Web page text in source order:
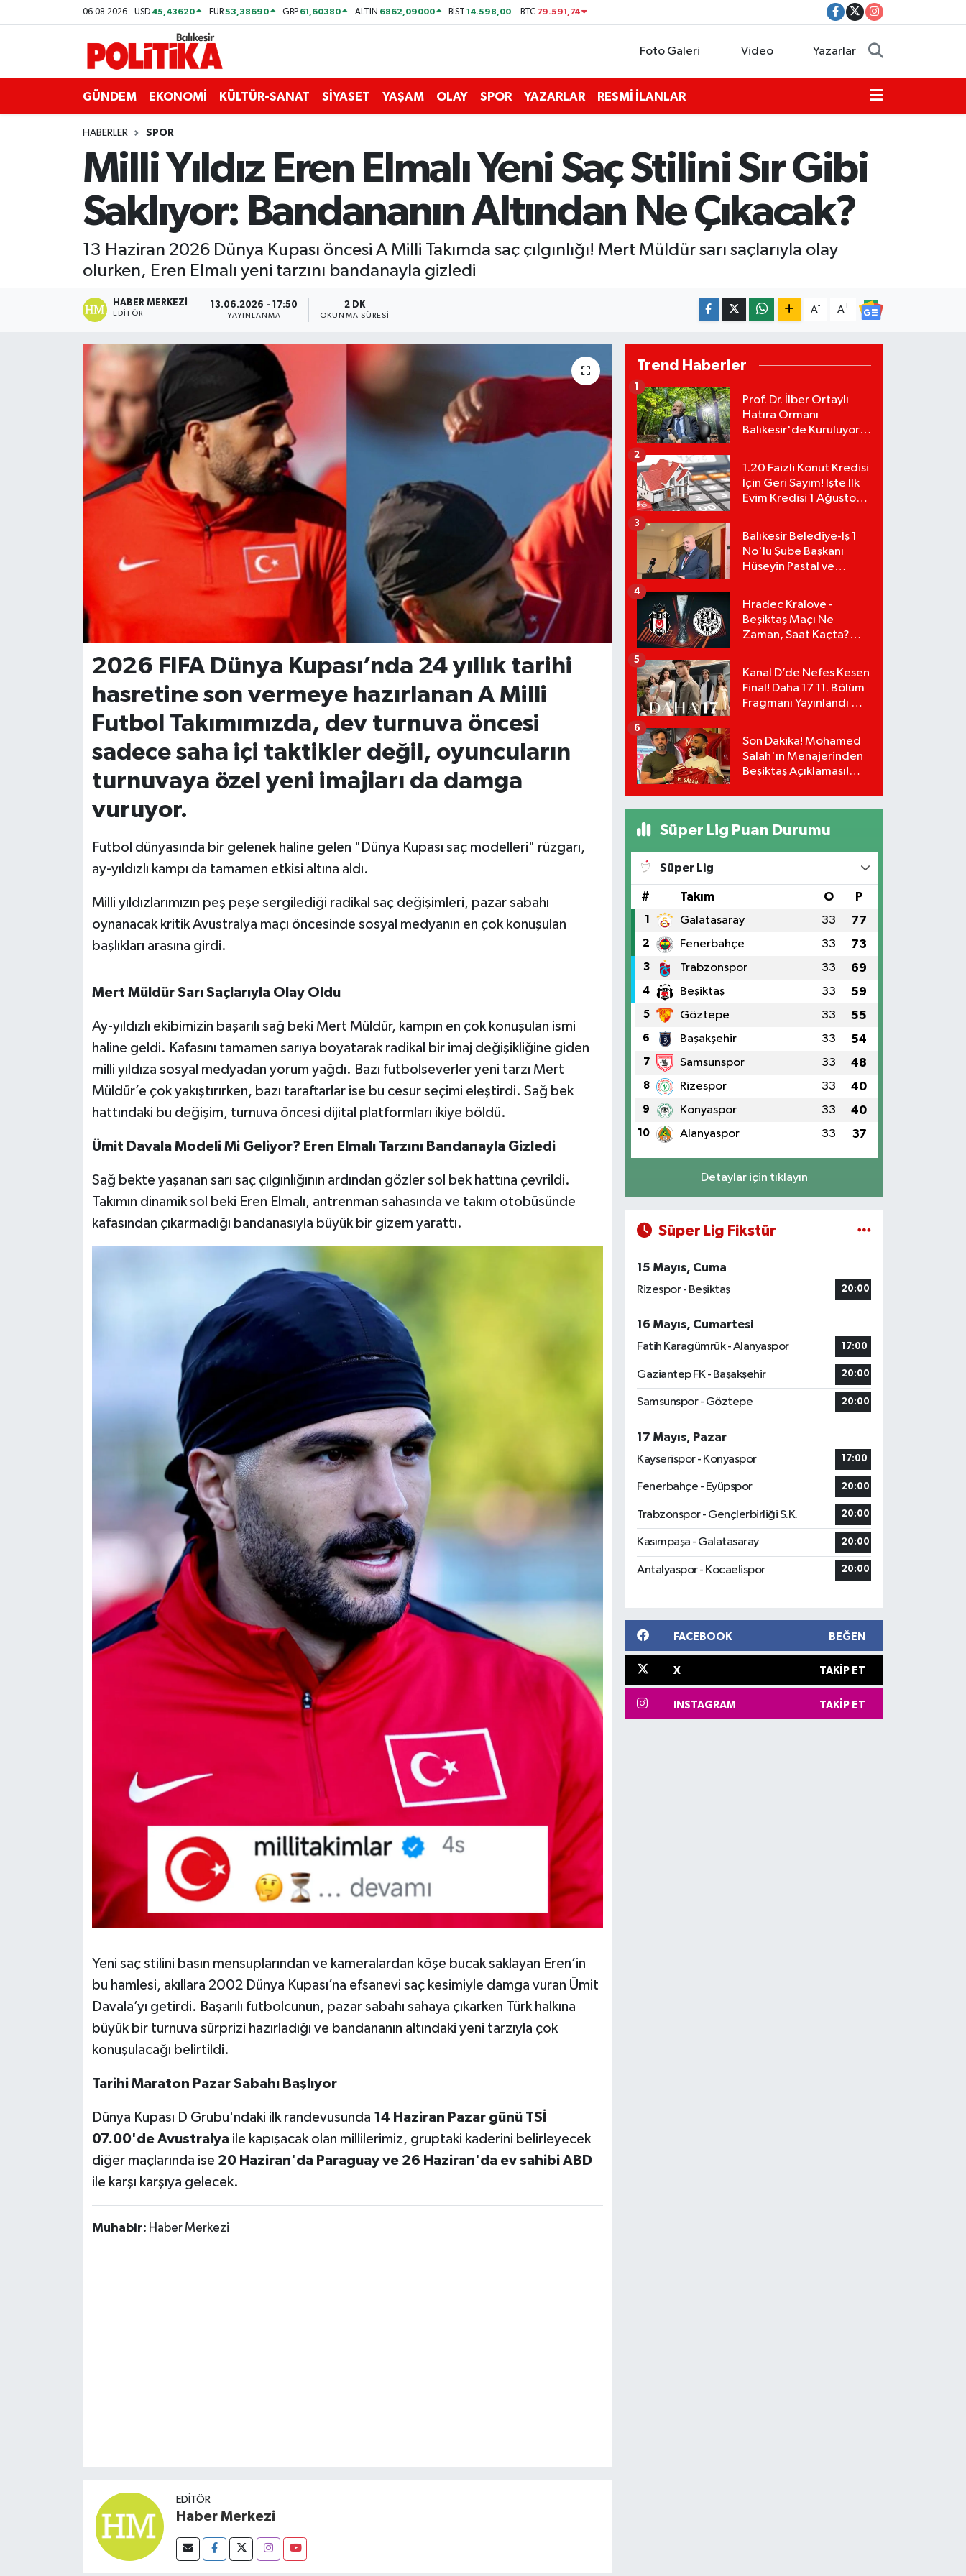
06-08-2026 USD 45,43620 EUR53,38690 GBP 61,60380 ALTIN 6862,09000 BİST14.598,00 BTC 79.591,74
Foto Galeri Video Yazarlar
GÜNDEM EKONOMİ KÜLTÜR-SANAT SİYASET YAŞAM OLAY SPOR YAZARLAR RESMİ İLANLAR
HABERLER SPOR
Milli Yıldız Eren Elmalı Yeni Saç Stilini Sır Gibi
Saklıyor: Bandananın Altından Ne Çıkacak?
13 Haziran 2026 Dünya Kupası öncesi A Milli Takımda saç çılgınlığı! Mert Müldür sarı saçlarıyla olay
olurken, Eren Elmalı yeni tarzını bandanayla gizledi
HABER MERKEZI
EDITÖR
13.06.2026 - 17:50
YAYINLANMA
2 DK
OKUNMA SÜRESI
A- A+
2026 FIFA Dünya Kupası’nda 24 yıllık tarihi
hasretine son vermeye hazırlanan A Milli
Futbol Takımımızda, dev turnuva öncesi
sadece saha içi taktikler değil, oyuncuların
turnuvaya özel yeni imajları da damga
vuruyor.
Futbol dünyasında bir gelenek haline gelen "Dünya Kupası saç modelleri" rüzgarı,
ay-yıldızlı kampı da tamamen etkisi altına aldı.
Milli yıldızlarımızın peş peşe sergilediği radikal saç değişimleri, pazar sabahı
oynanacak kritik Avustralya maçı öncesinde sosyal medyanın en çok konuşulan
başlıkları arasına girdi.
Mert Müldür Sarı Saçlarıyla Olay Oldu
Ay-yıldızlı ekibimizin başarılı sağ beki Mert Müldür, kampın en çok konuşulan ismi
haline geldi. Kafasını tamamen sarıya boyatarak radikal bir imaj değişikliğine giden
milli yıldıza sosyal medyadan yorum yağdı. Bazı futbolseverler yeni tarzı Mert
Müldür’e çok yakıştırırken, bazı taraftarlar ise bu cesur seçimi eleştirdi. Sağ bek
hattındaki bu değişim, turnuva öncesi dijital platformları ikiye böldü.
Ümit Davala Modeli Mi Geliyor? Eren Elmalı Tarzını Bandanayla Gizledi
Sağ bekte yaşanan sarı saç çılgınlığının ardından gözler sol bek hattına çevrildi.
Takımın dinamik sol beki Eren Elmalı, antrenman sahasında ve takım otobüsünde
kafasından çıkarmadığı bandanasıyla büyük bir gizem yarattı.
Yeni saç stilini basın mensuplarından ve kameralardan köşe bucak saklayan Eren’in
bu hamlesi, akıllara 2002 Dünya Kupası’na efsanevi saç kesimiyle damga vuran Ümit
Davala’yı getirdi. Başarılı futbolcunun, pazar sabahı sahaya çıkarken Türk halkına
büyük bir turnuva sürprizi hazırladığı ve bandananın altındaki yeni tarzıyla çok
konuşulacağı belirtildi.
Tarihi Maraton Pazar Sabahı Başlıyor
Dünya Kupası D Grubu'ndaki ilk randevusunda 14 Haziran Pazar günü TSİ
07.00'de Avustralyaile kapışacak olan millilerimiz, gruptaki kaderini belirleyecek
diğer maçlarında ise 20 Haziran'da Paraguay ve 26 Haziran'da ev sahibi ABD
ile karşı karşıya gelecek.
Muhabir: Haber Merkezi
EDITÖR
Haber Merkezi
Trend Haberler
Prof. Dr. İlber Ortaylı
Hatıra Ormanı
Balıkesir'de Kuruluyor!
1
1.20 Faizli Konut Kredisi
İçin Geri Sayım! İşte İlk
Evim Kredisi 1 Ağustos
Hesaplama Tablosu:
2
Balıkesir Belediye-İş 1
No'lu Şube Başkanı
Hüseyin Pastal ve
3
Hradec Kralove -
Beşiktaş Maçı Ne
Zaman, Saat Kaçta?
Detayları!
4
Kanal D’de Nefes Kesen
Final! Daha 17 11. Bölüm
Fragmanı Yayınlandı Mı?
5
Son Dakika! Mohamed
Salah'ın Menajerinden
Beşiktaş Açıklaması!
6
Süper Lig Puan Durumu
Süper Lig
# Takım O P
1 Galatasaray 33 77
2 Fenerbahçe 33 73
3 Trabzonspor 33 69
4 Beşiktaş 33 59
5 Göztepe 33 55
6 Başakşehir 33 54
7 Samsunspor 33 48
8 Rizespor 33 40
9 Konyaspor 33 40
10 Alanyaspor 33 37
Detaylar için tıklayın
Süper Lig Fikstür
15 Mayıs, Cuma
Rizespor - Beşiktaş
20:00
16 Mayıs, Cumartesi
Fatih Karagümrük - Alanyaspor
17:00
Gaziantep FK - Başakşehir 20:00
Samsunspor - Göztepe 20:00
17 Mayıs, Pazar
Kayserispor - Konyaspor
17:00
Fenerbahçe - Eyüpspor 20:00
Trabzonspor - Gençlerbirliği S.K. 20:00
Kasımpaşa - Galatasaray 20:00
Antalyaspor - Kocaelispor 20:00
FACEBOOK BEĞEN
X TAKIP ET
INSTAGRAM TAKIP ET
ASTROLOJİ
Bandırma
Burhaniye
Dursunbey
EKONOMİ
KENT GÜNDEMİ
KÜLTÜR-SANAT
SEYAHAT
Balıkesir Nöbetçi Eczaneler
Balıkesir Hava Durumu
Balıkesir Namaz Vakitleri
Balıkesir Trafik Yoğunluk Haritası
Süper Lig Puan Durumu ve Fikstür
Son Dakika Haberleri
Haber Arşivi